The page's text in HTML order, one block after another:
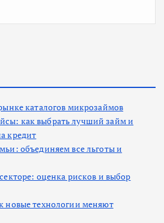
каталогов микрозаймов
как выбрать лучший займ и
кредит
объединяем все льготы и
оценка рисков и выбор
новые технологии меняют